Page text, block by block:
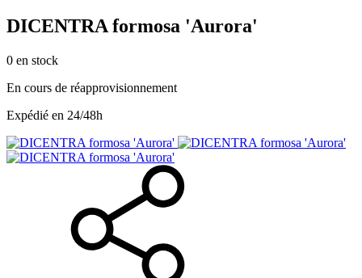
DICENTRA formosa 'Aurora'
0 en stock
En cours de réapprovisionnement
Expédié en 24/48h